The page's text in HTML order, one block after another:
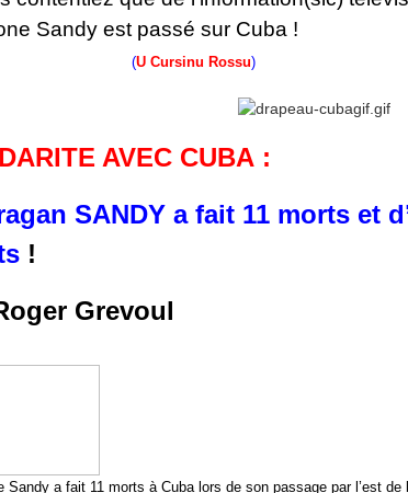
Sandy est passé sur Cuba !
(U Cursinu Rossu)
AVEC CUBA :
SANDY a fait 11 morts et
!
Grevoul
Sandy a fait 11 morts à Cuba lors de son passage par l’est de